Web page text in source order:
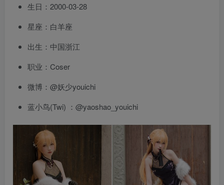
生日：2000-03-28
星座：白羊座
出生：中国浙江
职业：Coser
微博：@妖少youichi
蓝小鸟(Twi) ：@yaoshao_youichi